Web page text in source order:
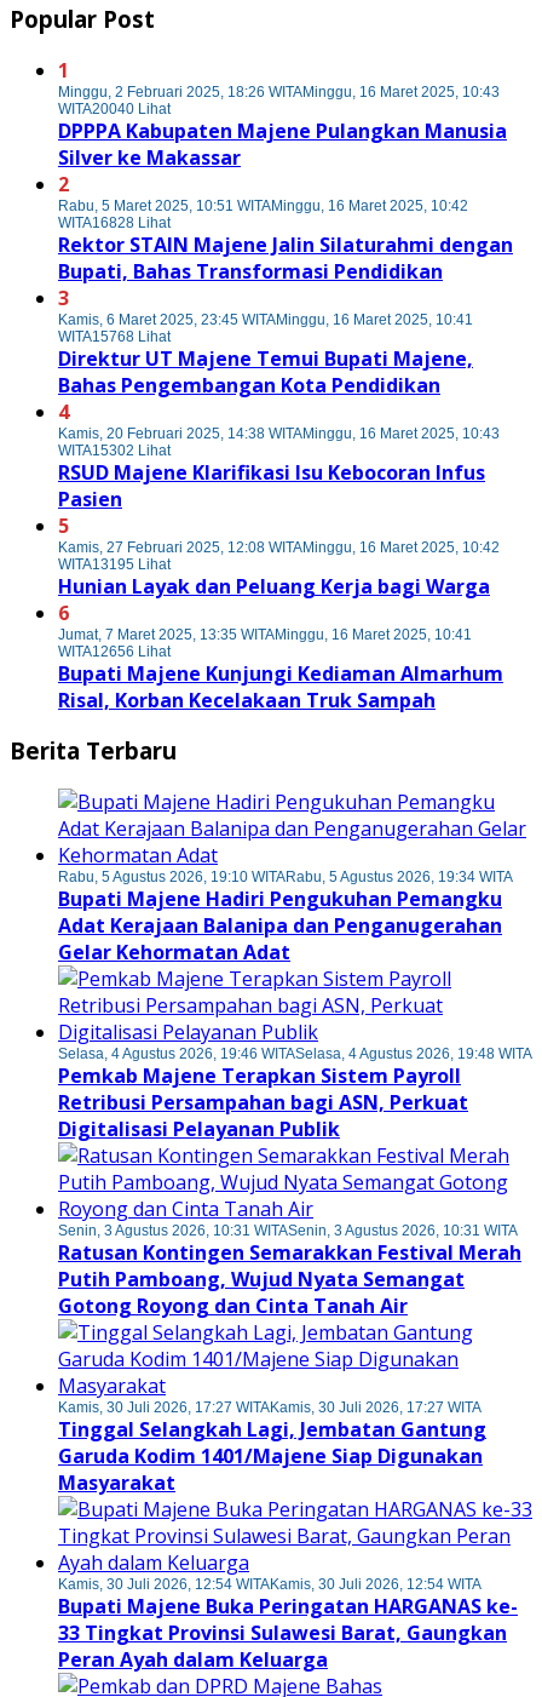
Popular Post
1
Minggu, 2 Februari 2025, 18:26 WITAMinggu, 16 Maret 2025, 10:43
WITA20040 Lihat
DPPPA Kabupaten Majene Pulangkan Manusia
Silver ke Makassar
2
Rabu, 5 Maret 2025, 10:51 WITAMinggu, 16 Maret 2025, 10:42
WITA16828 Lihat
Rektor STAIN Majene Jalin Silaturahmi dengan
Bupati, Bahas Transformasi Pendidikan
3
Kamis, 6 Maret 2025, 23:45 WITAMinggu, 16 Maret 2025, 10:41
WITA15768 Lihat
Direktur UT Majene Temui Bupati Majene,
Bahas Pengembangan Kota Pendidikan
4
Kamis, 20 Februari 2025, 14:38 WITAMinggu, 16 Maret 2025, 10:43
WITA15302 Lihat
RSUD Majene Klarifikasi Isu Kebocoran Infus
Pasien
5
Kamis, 27 Februari 2025, 12:08 WITAMinggu, 16 Maret 2025, 10:42
WITA13195 Lihat
Hunian Layak dan Peluang Kerja bagi Warga
6
Jumat, 7 Maret 2025, 13:35 WITAMinggu, 16 Maret 2025, 10:41
WITA12656 Lihat
Bupati Majene Kunjungi Kediaman Almarhum
Risal, Korban Kecelakaan Truk Sampah
Berita Terbaru
Rabu, 5 Agustus 2026, 19:10 WITARabu, 5 Agustus 2026, 19:34 WITA
Bupati Majene Hadiri Pengukuhan Pemangku
Adat Kerajaan Balanipa dan Penganugerahan
Gelar Kehormatan Adat
Selasa, 4 Agustus 2026, 19:46 WITASelasa, 4 Agustus 2026, 19:48 WITA
Pemkab Majene Terapkan Sistem Payroll
Retribusi Persampahan bagi ASN, Perkuat
Digitalisasi Pelayanan Publik
Senin, 3 Agustus 2026, 10:31 WITASenin, 3 Agustus 2026, 10:31 WITA
Ratusan Kontingen Semarakkan Festival Merah
Putih Pamboang, Wujud Nyata Semangat
Gotong Royong dan Cinta Tanah Air
Kamis, 30 Juli 2026, 17:27 WITAKamis, 30 Juli 2026, 17:27 WITA
Tinggal Selangkah Lagi, Jembatan Gantung
Garuda Kodim 1401/Majene Siap Digunakan
Masyarakat
Kamis, 30 Juli 2026, 12:54 WITAKamis, 30 Juli 2026, 12:54 WITA
Bupati Majene Buka Peringatan HARGANAS ke-
33 Tingkat Provinsi Sulawesi Barat, Gaungkan
Peran Ayah dalam Keluarga